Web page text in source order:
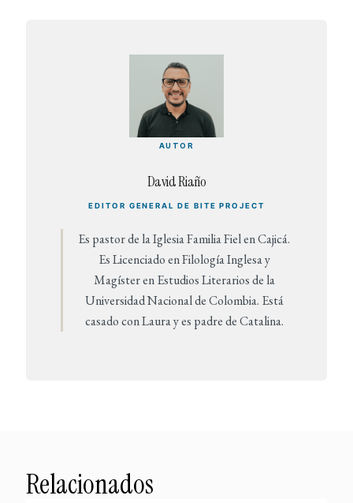
AUTOR
David Riaño
EDITOR GENERAL DE BITE PROJECT
Es pastor de la Iglesia Familia Fiel en Cajicá.
Es Licenciado en Filología Inglesa y
Magíster en Estudios Literarios de la
Universidad Nacional de Colombia. Está
casado con Laura y es padre de Catalina.
Relacionados